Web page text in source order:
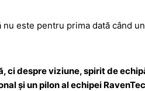
este pentru prima dată când
ci despre viziune, spirit de
și un pilon al echipei